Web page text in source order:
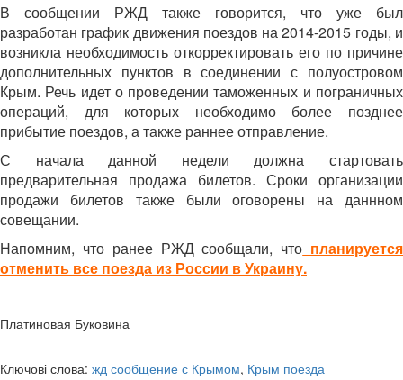
В сообщении РЖД также говорится, что уже был
разработан график движения поездов на 2014-2015 годы, и
возникла необходимость откорректировать его по причине
дополнительных пунктов в соединении с полуостровом
Крым. Речь идет о проведении таможенных и пограничных
операций, для которых необходимо более позднее
прибытие поездов, а также раннее отправление.
С начала данной недели должна стартовать
предварительная продажа билетов. Сроки организации
продажи билетов также были оговорены на даннном
совещании.
Напомним, что ранее РЖД сообщали, что планируется
отменить все поезда из России в Украину.
Платиновая Буковина
Ключові слова: жд сообщение с Крымом, Крым поезда